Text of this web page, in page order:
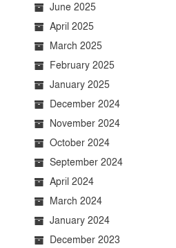
June 2025
April 2025
March 2025
February 2025
January 2025
December 2024
November 2024
October 2024
September 2024
April 2024
March 2024
January 2024
December 2023